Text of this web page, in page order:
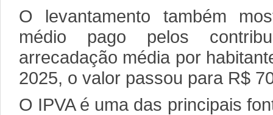
O levantamento também
médio pago pelos
arrecadação média por
2025, o valor passou para R$
O IPVA é uma das principais